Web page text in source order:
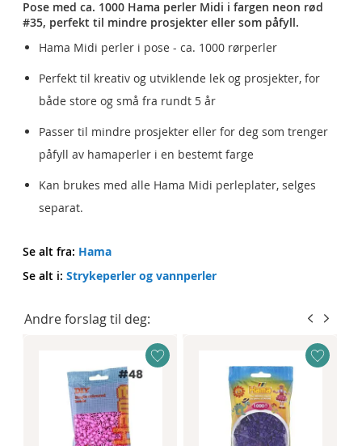
Pose med ca. 1000 Hama perler Midi i fargen neon rød
#35, perfekt til mindre prosjekter eller som påfyll.
Hama Midi perler i pose - ca. 1000 rørperler
Perfekt til kreativ og utviklende lek og prosjekter, for
både store og små fra rundt 5 år
Passer til mindre prosjekter eller for deg som trenger
påfyll av hamaperler i en bestemt farge
Kan brukes med alle Hama Midi perleplater, selges
separat.
Se alt fra: Hama
Se alt i:Strykeperler og vannperler
Andre forslag til deg: